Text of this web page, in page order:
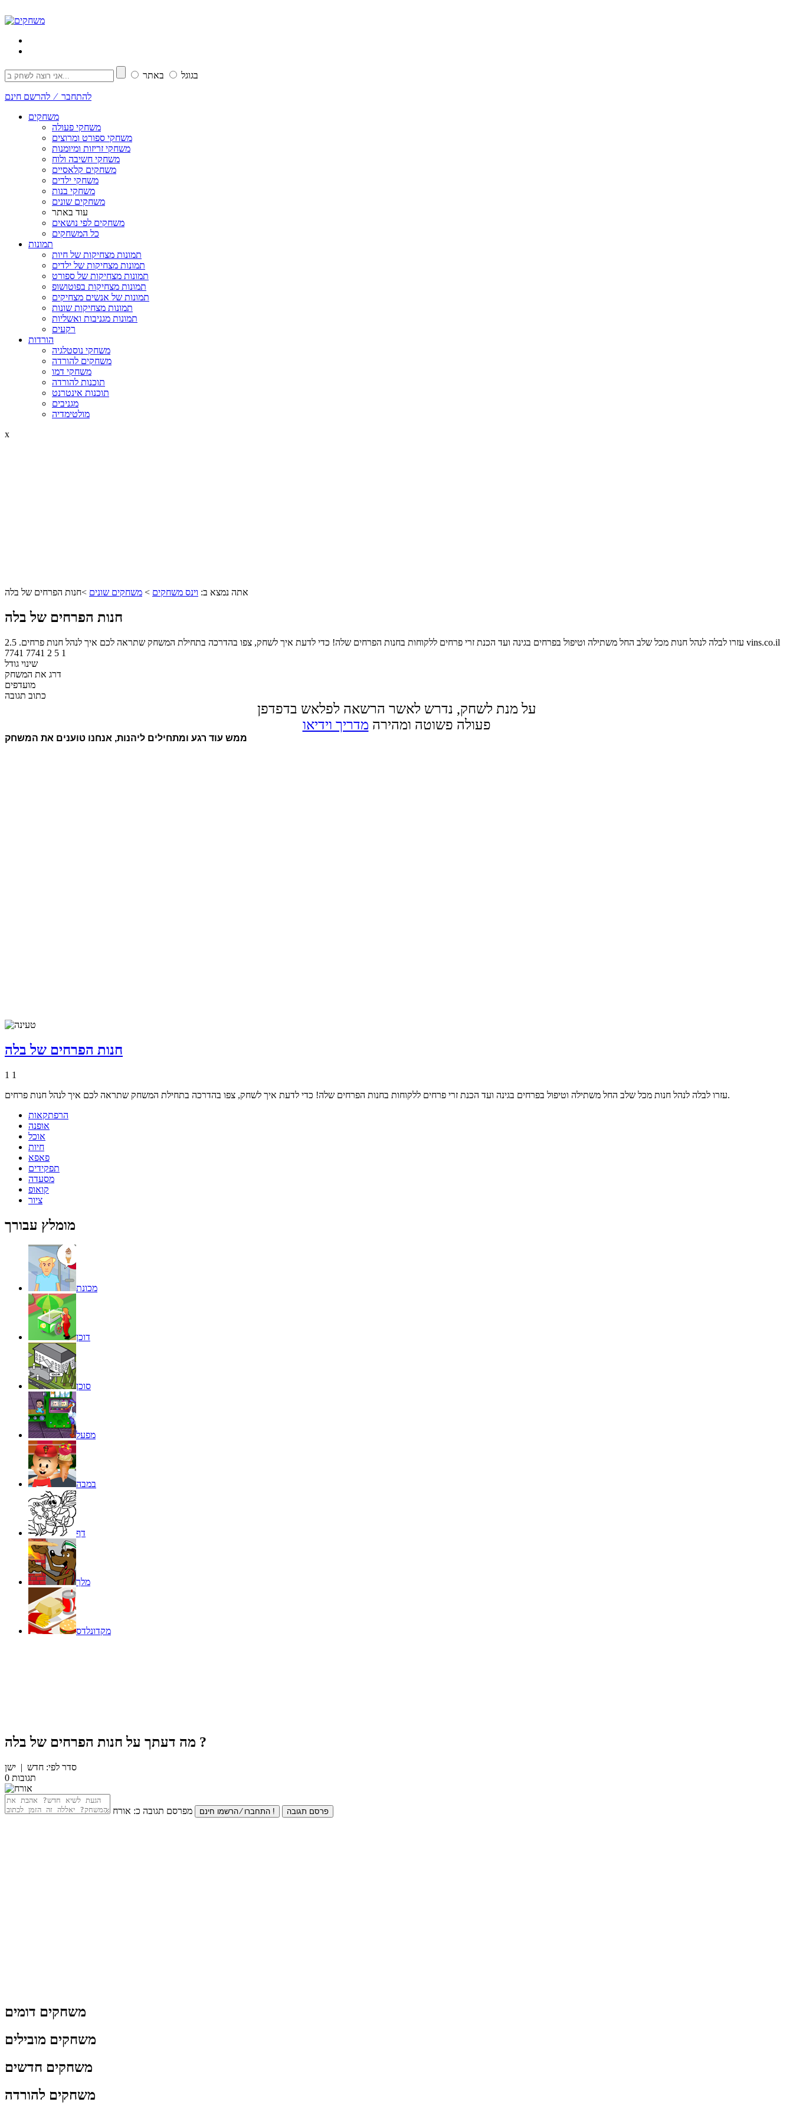
בגוגל באתר
להתחבר ⁄ להרשם חינם
משחקים
משחקי פעולה
משחקי ספורט ומרוצים
משחקי זריזות ומיומנות
משחקי חשיבה ולוח
משחקים קלאסיים
משחקי ילדים
משחקי בנות
משחקים שונים
עוד באתר
משחקים לפי נושאים
כל המשחקים
תמונות
תמונות מצחיקות של חיות
תמונות מצחיקות של ילדים
תמונות מצחיקות של ספורט
תמונות מצחיקות בפוטושופ
תמונות של אנשים מצחיקים
תמונות מצחיקות שונות
תמונות מגניבות ואשליות
רקעים
הורדות
משחקי נוסטלגיה
משחקים להורדה
משחקי דמו
תוכנות להורדה
תוכנות אינטרנט
מגניבים
מולטימדיה
x
אתה נמצא ב: וינס משחקים > משחקים שונים >חנות הפרחים של בלה
חנות הפרחים של בלה
עזרו לבלה לנהל חנות מכל שלב החל משתילה וטיפול בפרחים בגינה ועד הכנת זרי פרחים ללקוחות בחנות הפרחים שלה! כדי לדעת איך לשחק, צפו בהדרכה בתחילת המשחק שתראה לכם איך לנהל חנות פרחים. 2.5
vins.co.il
7741 7741 2 5 1
שינוי גודל
דרג את המשחק
מועדפים
כתוב תגובה
על מנת לשחק, נדרש לאשר הרשאה לפלאש בדפדפן
פעולה פשוטה ומהירה מדריך וידיאו
ממש עוד רגע ומתחילים ליהנות, אנחנו טוענים את המשחק
חנות הפרחים של בלה
1 1
עזרו לבלה לנהל חנות מכל שלב החל משתילה וטיפול בפרחים בגינה ועד הכנת זרי פרחים ללקוחות בחנות הפרחים שלה! כדי לדעת איך לשחק, צפו בהדרכה בתחילת המשחק שתראה לכם איך לנהל חנות פרחים.
הרפתקאות
אופנה
אוכל
חיות
פאפא
תפקידים
מסעדה
קואופ
ציור
מומלץ עבורך
מכונת
דוכן
סוכן
מפעל
במבה
דף
מלך
מקדונלדס
מה דעתך על חנות הפרחים של בלה ?
סדר לפי: חדש | ישן
0 תגובות
מפרסם תגובה כ: אורח התחברו ⁄ הרשמו חינם ! פרסם תגובה
משחקים דומים
משחקים מובילים
משחקים חדשים
משחקים להורדה